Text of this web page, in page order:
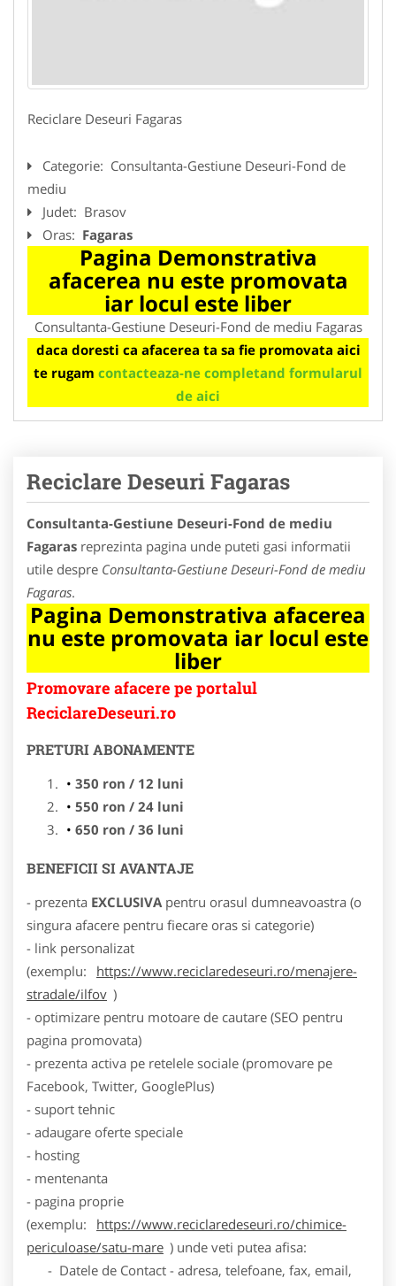
Reciclare Deseuri Fagaras
Categorie: Consultanta-Gestiune Deseuri-Fond de
mediu
Judet: Brasov
Oras: Fagaras
Pagina Demonstrativa
afacerea nu este promovata
iar locul este liber
Consultanta-Gestiune Deseuri-Fond de mediu Fagaras
daca doresti ca afacerea ta sa fie promovata aici
te rugam contacteaza-ne completand formularul
de aici
Reciclare Deseuri Fagaras
Consultanta-Gestiune Deseuri-Fond de mediu
Fagaras reprezinta pagina unde puteti gasi informatii
utile despre Consultanta-Gestiune Deseuri-Fond de mediu
Fagaras.
Pagina Demonstrativa afacerea
nu este promovata iar locul este
liber
Promovare afacere pe portalul
ReciclareDeseuri.ro
PRETURI ABONAMENTE
350 ron / 12 luni
550 ron / 24 luni
650 ron / 36 luni
BENEFICII SI AVANTAJE
- prezenta EXCLUSIVA pentru orasul dumneavoastra (o
singura afacere pentru fiecare oras si categorie)
- link personalizat
(exemplu:
https://www.reciclaredeseuri.ro/menajere-
stradale/ilfov )
- optimizare pentru motoare de cautare (SEO pentru
pagina promovata)
- prezenta activa pe retelele sociale (promovare pe
Facebook, Twitter, GooglePlus)
- suport tehnic
- adaugare oferte speciale
- hosting
- mentenanta
- pagina proprie
(exemplu:
https://www.reciclaredeseuri.ro/chimice-
periculoase/satu-mare ) unde veti putea afisa:
- Datele de Contact - adresa, telefoane, fax, email,